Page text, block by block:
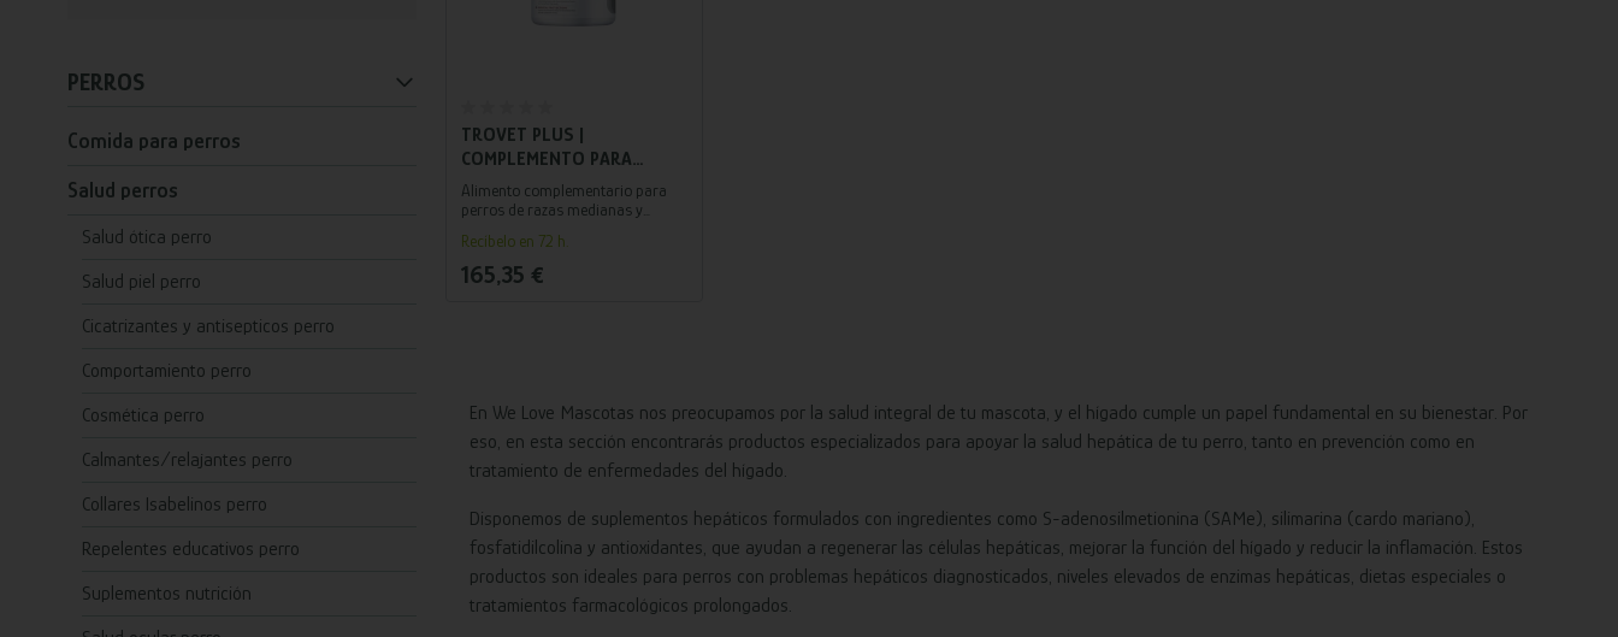
PERROS
Comida para perros
Salud perros
Salud ótica perro
Salud piel perro
Cicatrizantes y antisepticos perro
Comportamiento perro
Cosmética perro
Calmantes/relajantes perro
Collares Isabelinos perro
Repelentes educativos perro
Suplementos nutrición
TROVET PLUS |
COMPLEMENTO PARA
SOPORTE HEPÁTICO PARA
PERROS | 90 BOCADOS
Alimento complementario para
perros de razas medianas y
Recíbelo en 72 h.
165,35 €
En We Love Mascotas nos preocupamos por la salud integral de tu mascota, y el hígado cumple un papel fundamental en su bienestar. Por
eso, en esta sección encontrarás productos especializados para apoyar la salud hepática de tu perro, tanto en prevención como en
tratamiento de enfermedades del hígado.
Disponemos de suplementos hepáticos formulados con ingredientes como S-adenosilmetionina (SAMe), silimarina (cardo mariano),
fosfatidilcolina y antioxidantes, que ayudan a regenerar las células hepáticas, mejorar la función del hígado y reducir la inflamación. Estos
productos son ideales para perros con problemas hepáticos diagnosticados, niveles elevados de enzimas hepáticas, dietas especiales o
tratamientos farmacológicos prolongados.